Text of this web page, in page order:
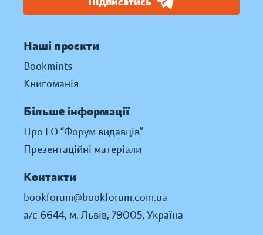
Наші проєкти
Bookmints
Книгоманія
Більше інформації
Про ГО “Форум видавців”
Презентаційні матеріали
Контакти
bookforum@bookforum.com.ua
а/с 6644, м. Львів, 79005, Україна